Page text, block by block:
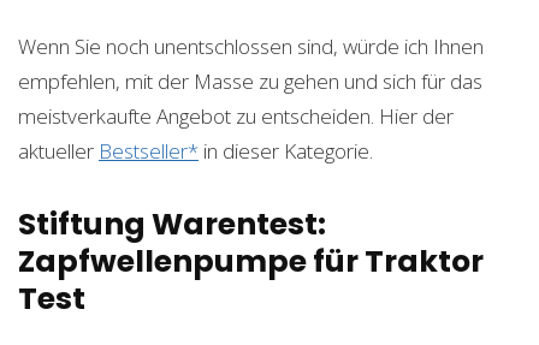
Wenn Sie noch unentschlossen sind, würde ich Ihnen
empfehlen, mit der Masse zu gehen und sich für das
meistverkaufte Angebot zu entscheiden. Hier der
aktueller Bestseller* in dieser Kategorie.
Stiftung Warentest:
Zapfwellenpumpe für Traktor
Test